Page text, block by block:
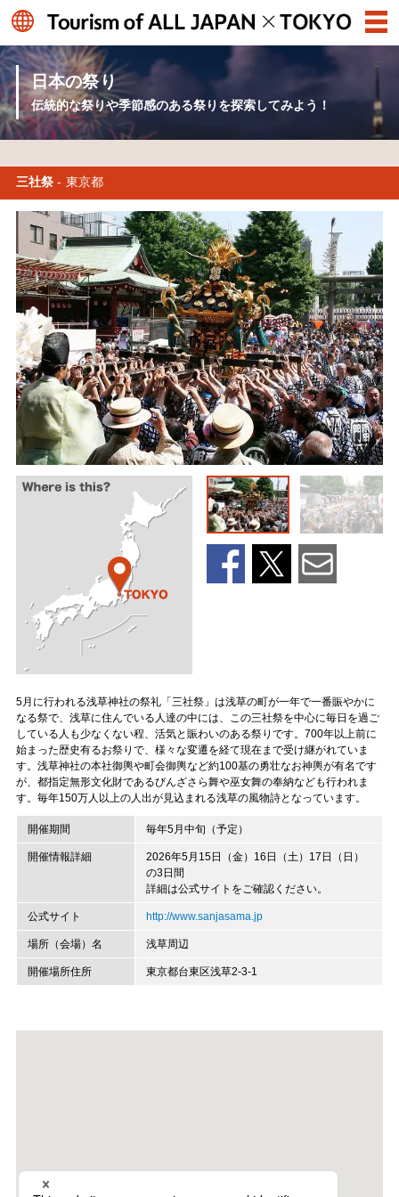
日本の祭り
伝統的な祭りや季節感のある祭りを探索してみよう！
三社祭- 東京都
5月に行われる浅草神社の祭礼「三社祭」は浅草の町が一年で一番賑やかに
なる祭で、浅草に住んでいる人達の中には、この三社祭を中心に毎日を過ご
している人も少なくない程、活気と賑わいのある祭りです。700年以上前に
始まった歴史有るお祭りで、様々な変遷を経て現在まで受け継がれていま
す。浅草神社の本社御輿や町会御輿など約100基の勇壮なお神輿が有名です
が、都指定無形文化財であるびんざさら舞や巫女舞の奉納なども行われま
す。毎年150万人以上の人出が見込まれる浅草の風物詩となっています。
開催期間 毎年5月中旬（予定）
開催情報詳細
2026年5月15日（金）16日（土）17日（日）
の3日間
詳細は公式サイトをご確認ください。
公式サイト http://www.sanjasama.jp
場所（会場）名 浅草周辺
開催場所住所 東京都台東区浅草2-3-1